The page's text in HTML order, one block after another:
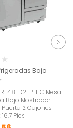
Bajo
48-D2-P-HC Mesa
Bajo Mostrador
Puerta 2 Cajones
Pies